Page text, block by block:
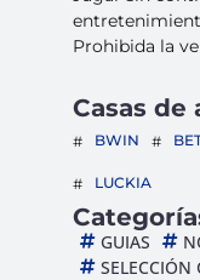
Prohibida la
Casas de
BWIN
LUCKIA
GUIAS